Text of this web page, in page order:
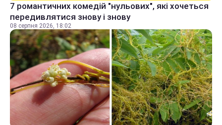
7 романтичних комедій "нульових", які хочеться
передивлятися знову і знову
08 серпня 2026, 18:02